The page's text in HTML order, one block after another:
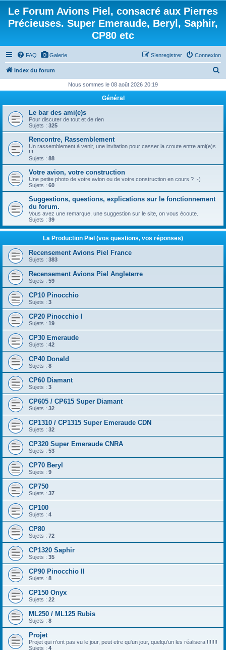
Le Forum Avions Piel, consacré aux Pierres
Précieuses. Super Emeraude, Beryl, Saphir,
CP80 etc
FAQ Galerie Connexion
S’enregistrer
Index du forum
h
r
e
Nous sommes le 08 août 2026 20:19
Général
Le bar des ami(e)s
Pour discuter de tout et de rien
Sujets : 325
Rencontre, Rassemblement
Un rassemblement à venir, une invitation pour casser la croute entre ami(e)s
!!!
Sujets : 88
Votre avion, votre construction
Une petite photo de votre avion ou de votre construction en cours ? :-)
Sujets : 60
Suggestions, questions, explications sur le fonctionnement
du forum.
Vous avez une remarque, une suggestion sur le site, on vous écoute.
Sujets : 39
La Production Piel (vos questions, vos réponses)
Recensement Avions Piel France
Sujets : 383
Recensement Avions Piel Angleterre
Sujets : 59
CP10 Pinocchio
Sujets : 3
CP20 Pinocchio I
Sujets : 19
CP30 Emeraude
Sujets : 42
CP40 Donald
Sujets : 8
CP60 Diamant
Sujets : 3
CP605 / CP615 Super Diamant
Sujets : 32
CP1310 / CP1315 Super Emeraude CDN
Sujets : 32
CP320 Super Emeraude CNRA
Sujets : 53
CP70 Beryl
Sujets : 9
CP750
Sujets : 37
CP100
Sujets : 4
CP80
Sujets : 72
CP1320 Saphir
Sujets : 35
CP90 Pinocchio II
Sujets : 8
CP150 Onyx
Sujets : 22
ML250 / ML125 Rubis
Sujets : 8
Projet
Projet qui n'ont pas vu le jour, peut etre qu'un jour, quelqu'un les réalisera !!!!!!!
Sujets : 4